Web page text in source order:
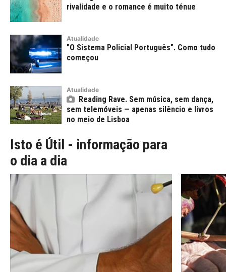
rivalidade e o romance é muito ténue
Atualidade
"O Sistema Policial Português". Como tudo
começou
Atualidade
Reading Rave. Sem música, sem dança,
sem telemóveis — apenas silêncio e livros
no meio de Lisboa
Isto é Útil - informação para
o dia a dia